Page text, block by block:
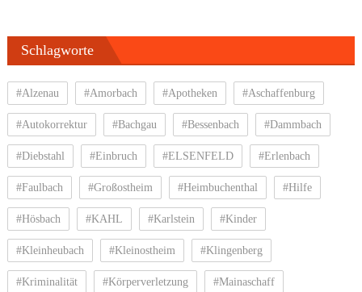
Schlagworte
#Alzenau #Amorbach #Apotheken #Aschaffenburg
#Autokorrektur #Bachgau #Bessenbach #Dammbach
#Diebstahl #Einbruch #ELSENFELD #Erlenbach
#Faulbach #Großostheim #Heimbuchenthal #Hilfe
#Hösbach #KAHL #Karlstein #Kinder
#Kleinheubach #Kleinostheim #Klingenberg
#Kriminalität #Körperverletzung #Mainaschaff